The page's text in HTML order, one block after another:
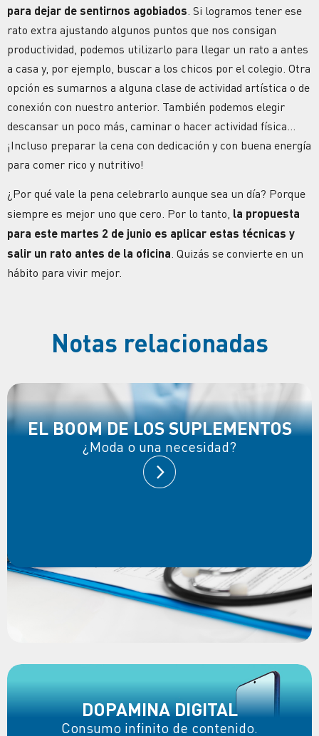
para dejar de sentirnos agobiados . Si logramos tener ese
rato extra ajustando algunos puntos que nos consigan
productividad , podemos utilizarlo para llegar un rato a antes
a casa y, por ejemplo, buscar a los chicos por el colegio. Otra
opción es sumarnos a alguna clase de actividad artística o de
conexión con nuestro anterior. También podemos elegir
descansar un poco más, caminar o hacer actividad física…
¡Incluso preparar la cena con dedicación y con buena energía
para comer rico y nutritivo!
¿Por qué vale la pena celebrarlo aunque sea un día? Porque
siempre es mejor uno que cero. Por lo tanto, la propuesta
para este martes 2 de junio es aplicar estas técnicas y
salir un rato antes de la oficina . Quizás se convierte en un
hábito para vivir mejor.
Notas relacionadas
EL BOOM DE LOS SUPLEMENTOS
¿Moda o una necesidad?
DOPAMINA DIGITAL
Consumo infinito de contenido.